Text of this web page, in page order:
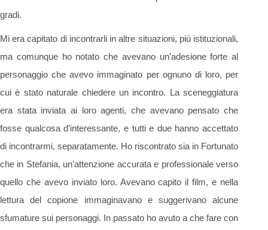
gradi.
Mi era capitato di incontrarli in altre situazioni, più istituzionali,
ma comunque ho notato che avevano un’adesione forte al
personaggio che avevo immaginato per ognuno di loro, per
cui è stato naturale chiedere un incontro. La sceneggiatura
era stata inviata ai loro agenti, che avevano pensato che
fosse qualcosa d’interessante, e tutti e due hanno accettato
di incontrarmi, separatamente. Ho riscontrato sia in Fortunato
che in Stefania, un’attenzione accurata e professionale verso
quello che avevo inviato loro. Avevano capito il film, e nella
lettura del copione immaginavano e suggerivano alcune
sfumature sui personaggi. In passato ho avuto a che fare con